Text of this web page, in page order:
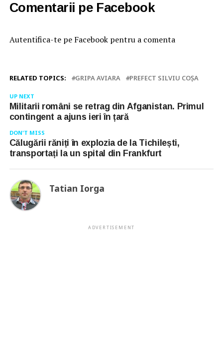
Comentarii pe Facebook
Autentifica-te pe Facebook pentru a comenta
RELATED TOPICS: GRIPA AVIARA PREFECT SILVIU COȘA
UP NEXT
Militarii români se retrag din Afganistan. Primul
contingent a ajuns ieri în țară
DON'T MISS
Călugării răniți în explozia de la Tichilești,
transportați la un spital din Frankfurt
Tatian Iorga
ADVERTISEMENT